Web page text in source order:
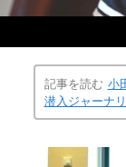
記事を読む 小
潜入ジャーナ